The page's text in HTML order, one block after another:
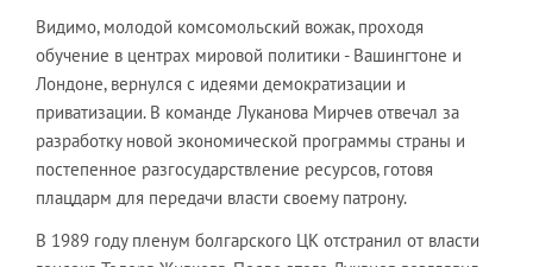
Видимо, молодой комсомольский вожак, проходя
обучение в центрах мировой политики - Вашингтоне и
Лондоне, вернулся с идеями демократизации и
приватизации. В команде Луканова Мирчев отвечал за
разработку новой экономической программы страны и
постепенное разгосударствление ресурсов, готовя
плацдарм для передачи власти своему патрону.
В 1989 году пленум болгарского ЦК отстранил от власти